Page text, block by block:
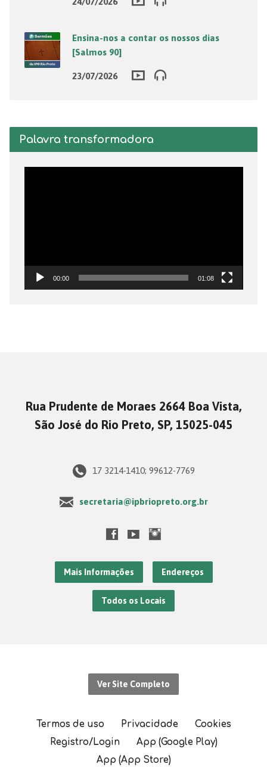
Ensina-nos a contar os nossos dias
[Salmos 90]
23/07/2026
Palavra transformadora
00:00 01:08
Rua Prudente de Moraes 2664 Boa Vista,
São José do Rio Preto, SP, 15025-045
17 3214-1410; 99612-7769
secretaria@ipbriopreto.org.br
Mais Informações Endereços
Todos os Locais
Ver Site Completo
Termos de uso Privacidade
Cookies
Registro/Login
App (Google Play)
App (App Store)